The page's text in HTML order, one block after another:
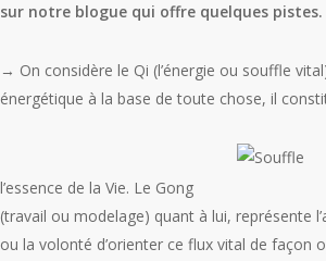
sur notre blogue qui offre quelques pistes.
→ On considère le Qi (l’énergie ou souffle
énergétique à la base de toute chose, il
l’essence de la Vie. Le Gong
(travail ou modelage) quant à lui, représente
ou la volonté d’orienter ce flux vital de façon